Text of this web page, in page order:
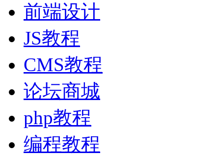
前端设计
JS教程
CMS教程
论坛商城
php教程
编程教程